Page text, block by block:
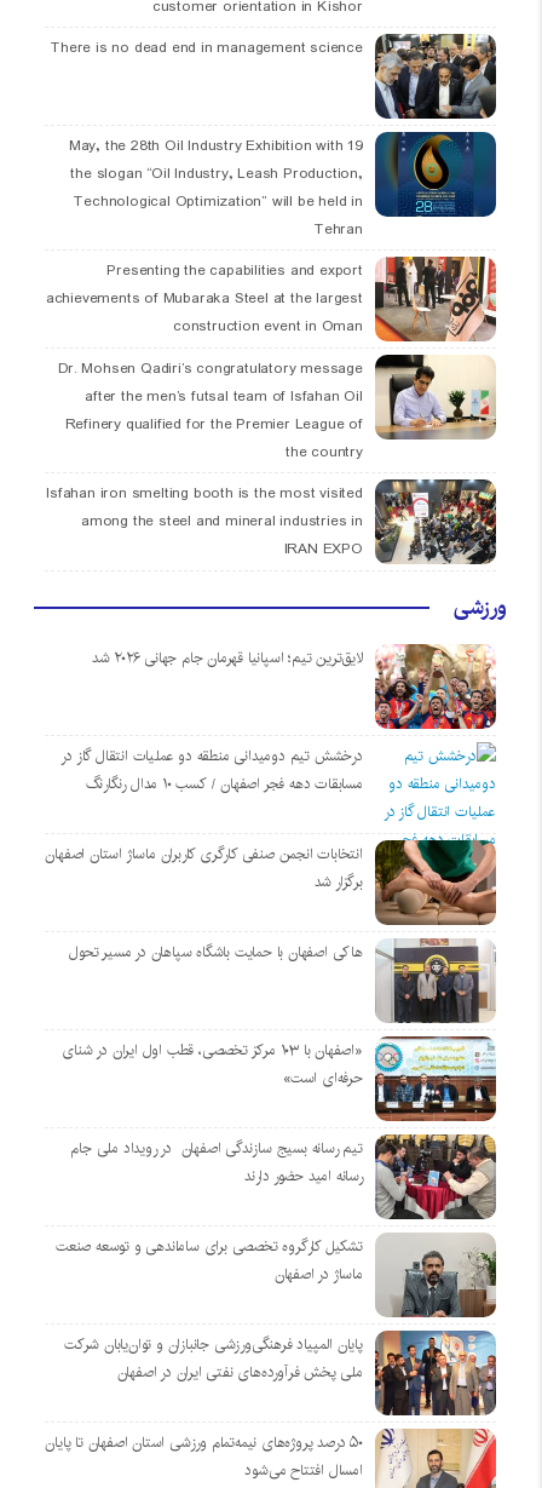
customer orientation in Kishor
There is no dead end in management science
19 May, the 28th Oil Industry Exhibition with
the slogan “Oil Industry, Leash Production,
Technological Optimization” will be held in
Tehran
Presenting the capabilities and export
achievements of Mubaraka Steel at the largest
construction event in Oman
Dr. Mohsen Qadiri’s congratulatory message
after the men’s futsal team of Isfahan Oil
Refinery qualified for the Premier League of
the country
Isfahan iron smelting booth is the most visited
among the steel and mineral industries in
IRAN EXPO
ورزشی
لایق‌ترین تیم؛ اسپانیا قهرمان جام جهانی ۲۰۲۶ شد
درخشش تیم دومیدانی منطقه دو عملیات انتقال گاز در
مسابقات دهه فجر اصفهان / کسب ۱۰ مدال رنگارنگ
انتخابات انجمن صنفی کارگری کاربران ماساژ استان اصفهان
برگزار شد
هاکی اصفهان با حمایت باشگاه سپاهان در مسیر تحول
«اصفهان با ۱۰۳ مرکز تخصصی، قطب اول ایران در شنای
حرفه‌ای است»
تیم رسانه بسیج سازندگی اصفهان در رویداد ملی جام
رسانه امید حضور دارند
تشکیل کارگروه تخصصی برای ساماندهی و توسعه صنعت
ماساژ در اصفهان
پایان المپیاد فرهنگی‌ورزشی جانبازان و توان‌یابان شرکت
ملی پخش فرآورده‌های نفتی ایران در اصفهان
۵۰ درصد پروژه‌های نیمه‌تمام ورزشی استان اصفهان تا پایان
امسال افتتاح می‌شود